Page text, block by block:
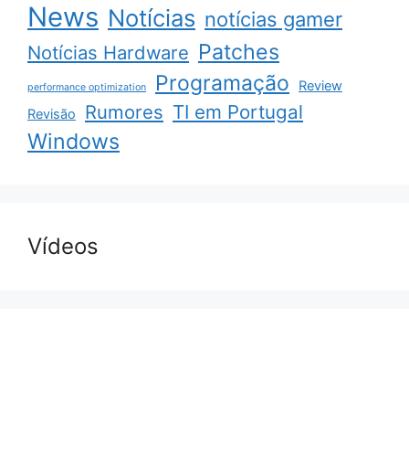
News Notícias notícias gamer
Notícias Hardware Patches
performance optimization Programação
Review
Revisão
Rumores TI em Portugal
Windows
Vídeos